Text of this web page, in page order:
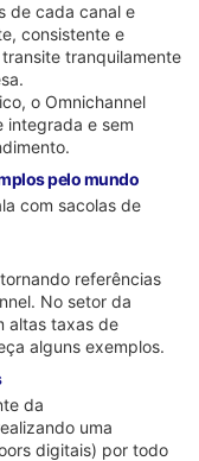
de cada canal e
consistente e
tranquilamente
o Omnichannel
integrada e sem
pelo mundo
referências
No setor da
altas taxas de
alguns exemplos.
da
uma
digitais) por todo